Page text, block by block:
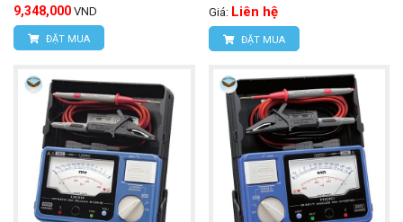
9,348,000 VND
ĐẶT MUA
Giá: Liên hệ
ĐẶT MUA